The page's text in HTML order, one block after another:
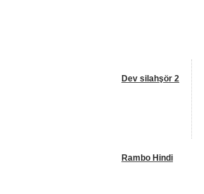
Dev silahşör 2
Rambo Hindi